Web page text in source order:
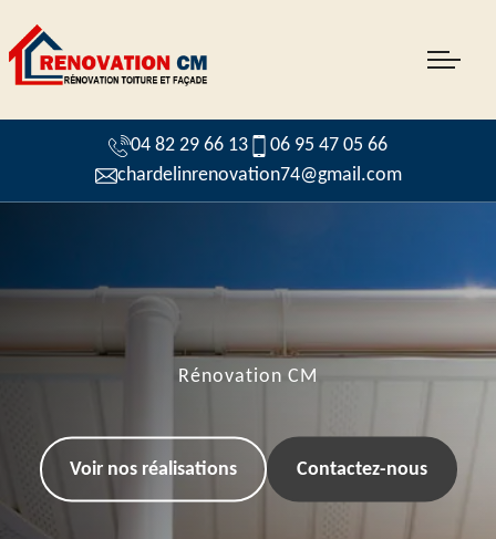
04 82 29 66 13
06 95 47 05 66
chardelinrenovation74@gmail.com
Rénovation CM
Voir nos réalisations Contactez-nous